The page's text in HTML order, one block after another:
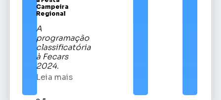
Campeira
Regional
A
programação
classificatória
à Fecars
2024.
Leia mais